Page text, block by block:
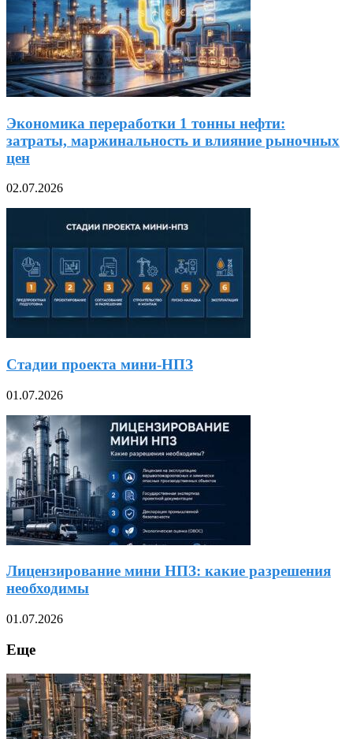
Экономика переработки 1 тонны нефти:
затраты, маржинальность и влияние рыночных
цен
02.07.2026
Стадии проекта мини-НПЗ
01.07.2026
Лицензирование мини НПЗ: какие разрешения
необходимы
01.07.2026
Еще